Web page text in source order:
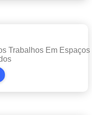
Trabalhos Em Espaços